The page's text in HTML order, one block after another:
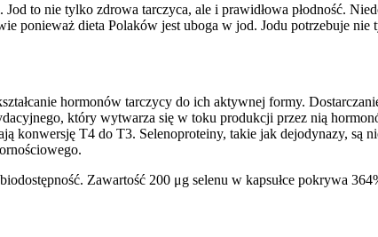
to nie tylko zdrowa tarczyca, ale i prawidłowa płodność.
ponieważ dieta Polaków jest uboga w jod. Jodu potrzebuje
hormonów tarczycy do ich aktywnej formy.
który wytwarza się w toku produkcji przez nią
konwersję T4 do T3. Selenoproteiny, takie jak dejodynazy, są
Zawartość 200 μg selenu w kapsułce pokrywa